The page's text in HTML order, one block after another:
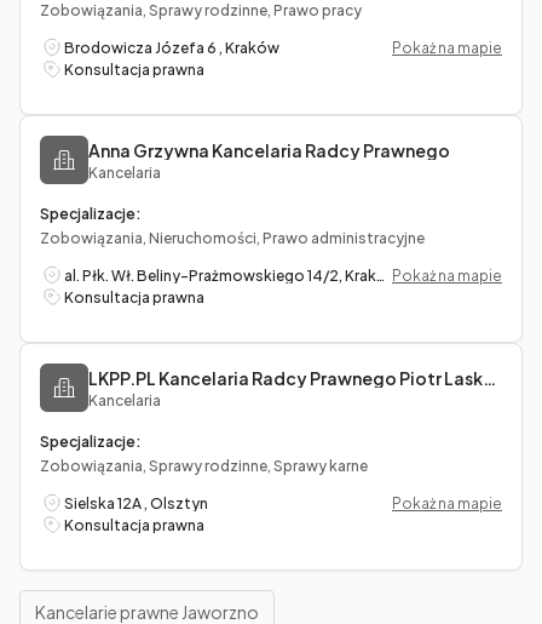
Zobowiązania, Sprawy rodzinne, Prawo pracy
Brodowicza Józefa 6 , Kraków
Pokaż na mapie
Konsultacja prawna
Anna Grzywna Kancelaria Radcy Prawnego
Kancelaria
Specjalizacje:
Zobowiązania, Nieruchomości, Prawo administracyjne
al. Płk. Wł. Beliny-Prażmowskiego 14/2, Kraków Pokaż na mapie
Konsultacja prawna
Kancelaria
Specjalizacje:
Zobowiązania, Sprawy rodzinne, Sprawy karne
Sielska 12A , Olsztyn
Pokaż na mapie
Konsultacja prawna
Kancelarie prawne Jaworzno